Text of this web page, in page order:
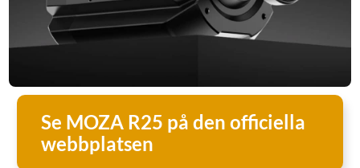
Se MOZA R25 på den officiella
webbplatsen